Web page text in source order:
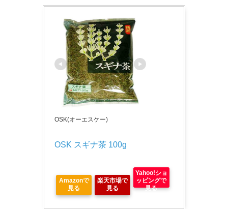
OSK(オーエスケー)
OSK スギナ茶 100g
Amazonで
見る
楽天市場で
見る
Yahoo!ショ
ッピングで
見る